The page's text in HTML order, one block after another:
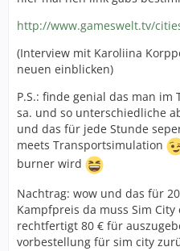
http://www.gameswelt.tv/
(Interview mit Karoliina
neuen einblicken)
P.S.: finde genial das man im
sa. und so unterschiedliche
und das für jede Stunde
meets Transportsimulation
burner wird
Nachtrag: wow und das für
Kampfpreis da muss Sim
rechtfertigt 80 € für
vorbestellung für sim city